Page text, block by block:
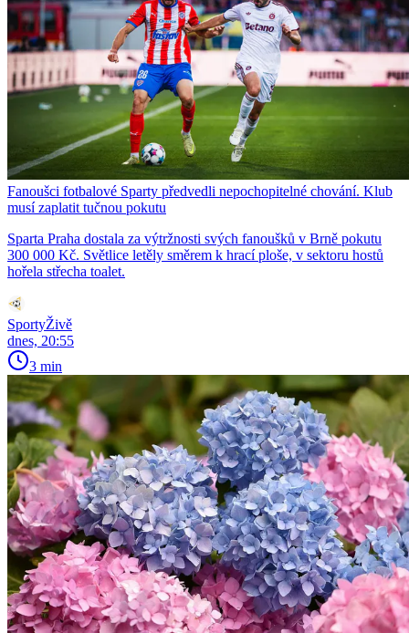
Fanoušci fotbalové Sparty předvedli nepochopitelné chování. Klub
musí zaplatit tučnou pokutu
Sparta Praha dostala za výtržnosti svých fanoušků v Brně pokutu
300 000 Kč. Světlice letěly směrem k hrací ploše, v sektoru hostů
hořela střecha toalet.
SportyŽivě
dnes, 20:55
3 min